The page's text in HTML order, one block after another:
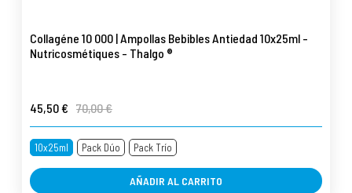
Collagéne 10 000 | Ampollas Bebibles Antiedad 10x25ml -
Nutricosmétiques - Thalgo ®
45,50 € 70,00 €
10x25ml Pack Dúo Pack Trío
AÑADIR AL CARRITO